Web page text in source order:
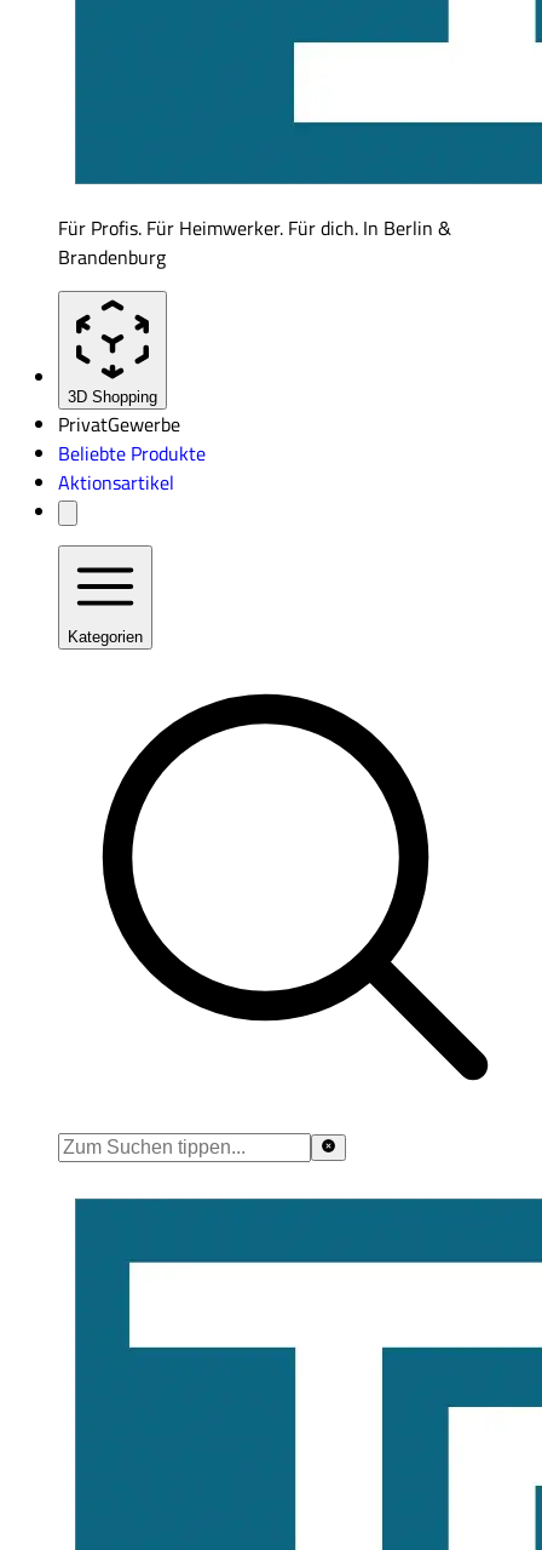
Für Profis. Für Heimwerker. Für dich. In Berlin &
Brandenburg
3D Shopping
PrivatGewerbe
Beliebte Produkte
Aktionsartikel
Kategorien